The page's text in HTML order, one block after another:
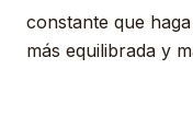
constante que
más equilibrada y